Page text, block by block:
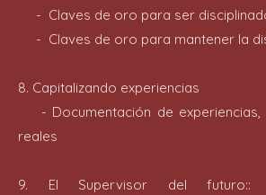
- Claves de oro para ser
- Claves de oro para mantener la
8. Capitalizando experiencias
- Documentación de
reales
9. El Supervisor del futuro::